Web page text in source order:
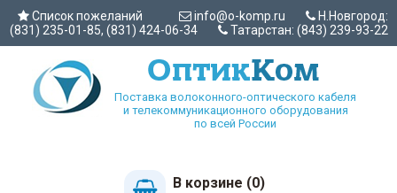
Список пожеланий info@o-komp.ru
Н.Новгород:
(831) 235-01-85, (831) 424-06-34
Татарстан: (843) 239-93-22
Поставка волоконного-оптического кабеля
и телекоммуникационного оборудования
по всей России
В корзине (0)